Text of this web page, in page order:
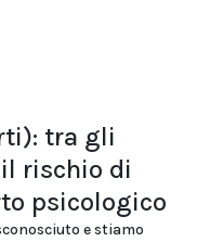
tra gli
rischio di
psicologico
e stiamo